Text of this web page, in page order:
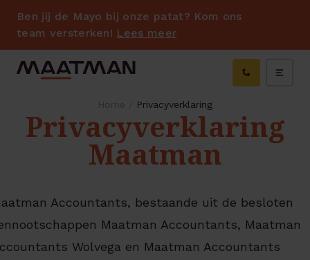
Ben jij de Mayo bij onze patat? Kom ons
team versterken! Lees meer
Privacyverklaring
Privacyverklaring
Maatman
Accountants, bestaande uit de besloten
Maatman Accountants, Maatman
Wolvega en Maatman Accountants